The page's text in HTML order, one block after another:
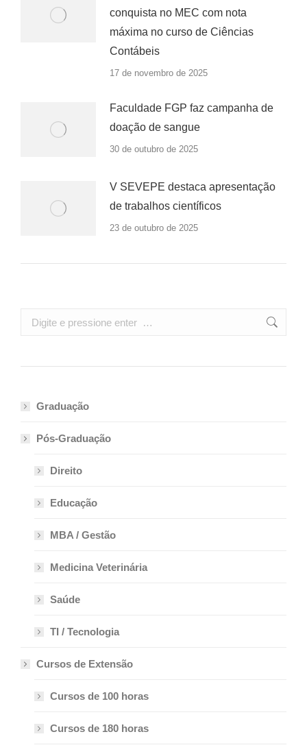
conquista no MEC com nota
máxima no curso de Ciências
Contábeis
17 de novembro de 2025
Faculdade FGP faz campanha de
doação de sangue
30 de outubro de 2025
V SEVEPE destaca apresentação
de trabalhos científicos
23 de outubro de 2025
Search:
Graduação
Pós-Graduação
Direito
Educação
MBA / Gestão
Medicina Veterinária
Saúde
TI / Tecnologia
Cursos de Extensão
Cursos de 100 horas
Cursos de 180 horas